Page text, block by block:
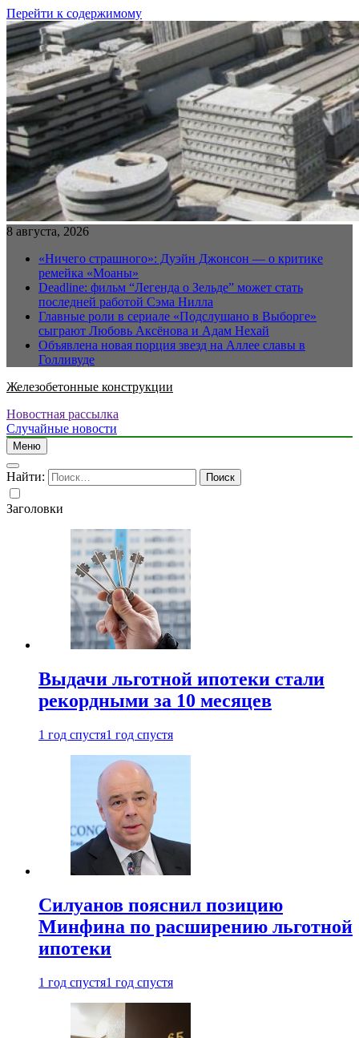
Перейти к содержимому
8 августа, 2026
«Ничего страшного»: Дуэйн Джонсон — о критике
ремейка «Моаны»
Deadline: фильм “Легенда о Зельде” может стать
последней работой Сэма Нилла
Главные роли в сериале «Подслушано в Выборге»
сыграют Любовь Аксёнова и Адам Нехай
Объявлена новая порция звезд на Аллее славы в
Голливуде
Железобетонные конструкции
Новостная рассылка
Случайные новости
Меню
Найти:
Заголовки
Выдачи льготной ипотеки стали
рекордными за 10 месяцев
1 год спустя1 год спустя
Силуанов пояснил позицию
Минфина по расширению льготной
ипотеки
1 год спустя1 год спустя